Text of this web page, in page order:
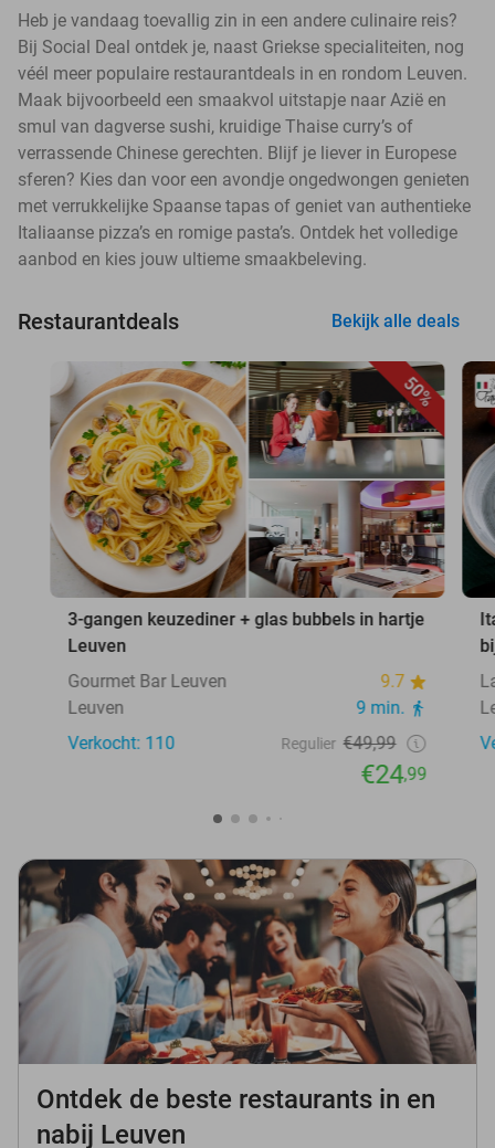
Heb je vandaag toevallig zin in een andere culinaire reis?
Bij Social Deal ontdek je, naast Griekse specialiteiten, nog
véél meer populaire restaurantdeals in en rondom Leuven.
Maak bijvoorbeeld een smaakvol uitstapje naar Azië en
smul van dagverse sushi, kruidige Thaise curry’s of
verrassende Chinese gerechten. Blijf je liever in Europese
sferen? Kies dan voor een avondje ongedwongen genieten
met verrukkelijke Spaanse tapas of geniet van authentieke
Italiaanse pizza’s en romige pasta’s. Ontdek het volledige
aanbod en kies jouw ultieme smaakbeleving.
Restaurantdeals Bekijk alle deals
50%
3-gangen keuzediner + glas bubbels in hartje
Leuven
Gourmet Bar Leuven
9.7
Leuven
9 min.
Verkocht: 110
Regulier €49,99
€24,99
Ontdek de beste restaurants in en
nabij Leuven